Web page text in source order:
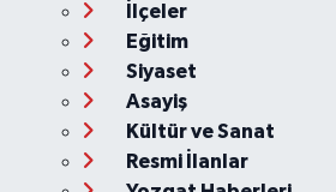
İlçeler
Eğitim
Siyaset
Asayiş
Kültür ve Sanat
Resmi İlanlar